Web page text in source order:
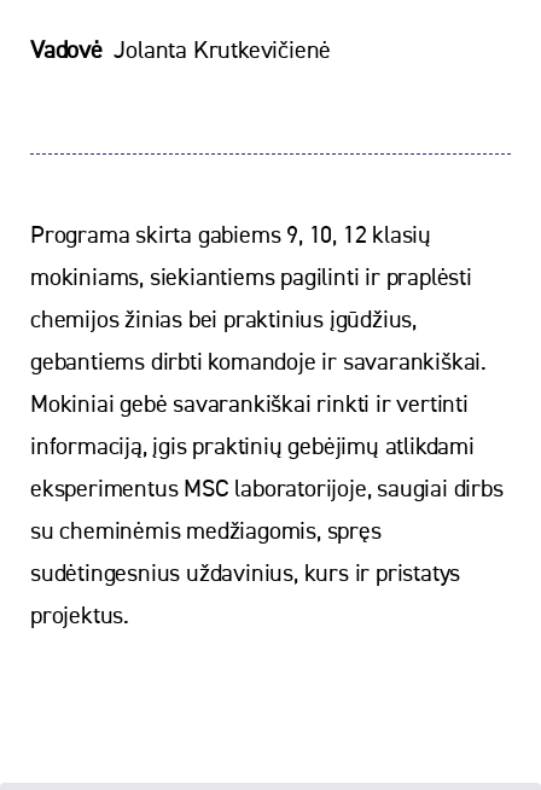
Vadovė Jolanta Krutkevičienė
Programa skirta gabiems 9, 10, 12 klasių
mokiniams, siekiantiems pagilinti ir praplėsti
chemijos žinias bei praktinius įgūdžius,
gebantiems dirbti komandoje ir savarankiškai.
Mokiniai gebė savarankiškai rinkti ir vertinti
informaciją, įgis praktinių gebėjimų atlikdami
eksperimentus MSC laboratorijoje, saugiai dirbs
su cheminėmis medžiagomis, spręs
sudėtingesnius uždavinius, kurs ir pristatys
projektus.